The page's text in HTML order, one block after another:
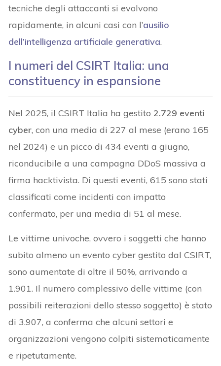
tecniche degli attaccanti si evolvono
rapidamente, in alcuni casi con l’ausilio
dell’intelligenza artificiale generativa.
I numeri del CSIRT Italia: una
constituency in espansione
Nel 2025, il CSIRT Italia ha gestito2.729 eventi
cyber, con una media di 227 al mese (erano 165
nel 2024) e un picco di 434 eventi a giugno,
riconducibile a una campagna DDoS massiva a
firma hacktivista. Di questi eventi, 615 sono stati
classificati come incidenti con impatto
confermato, per una media di 51 al mese.
Le vittime univoche, ovvero i soggetti che hanno
subito almeno un evento cyber gestito dal CSIRT,
sono aumentate di oltre il 50%, arrivando a
1.901. Il numero complessivo delle vittime (con
possibili reiterazioni dello stesso soggetto) è stato
di 3.907, a conferma che alcuni settori e
organizzazioni vengono colpiti sistematicamente
e ripetutamente.